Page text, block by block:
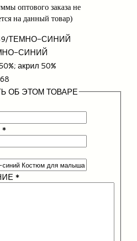
оптового заказа не
на данный товар)
ТЕМНО-СИНИЙ
СИНИЙ
акрил 50%
ОБ ЭТОМ ТОВАРЕ
*
*